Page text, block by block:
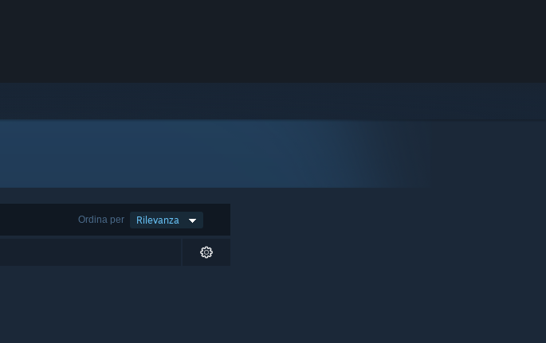
Ordina per Rilevanza